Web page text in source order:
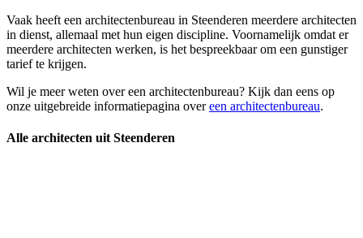
Vaak heeft een architectenbureau in Steenderen meerdere architecten
in dienst, allemaal met hun eigen discipline. Voornamelijk omdat er
meerdere architecten werken, is het bespreekbaar om een gunstiger
tarief te krijgen.
Wil je meer weten over een architectenbureau? Kijk dan eens op
onze uitgebreide informatiepagina overeen architectenbureau.
Alle architecten uit Steenderen